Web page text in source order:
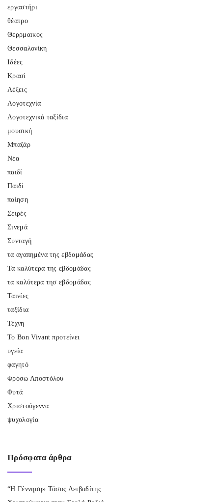
εργαστήρι
θέατρο
Θερρμαικος
Θεσσαλονίκη
Ιδέες
Κρασί
Λέξεις
Λογοτεχνία
Λογοτεχνικά ταξίδια
μουσική
Μπαζάρ
Νέα
παιδί
Παιδί
ποίηση
Σειρές
Σινεμά
Συνταγή
τα αγαπημένα της εβδομάδας
Τα καλύτερα της εβδομάδας
τα καλύτερα τησ εβδομάδας
Ταινίες
ταξίδια
Τέχνη
Το Bon Vivant προτείνει
υγεία
φαγητό
Φρόσω Αποστόλου
Φυτά
Χριστούγεννα
ψυχολογία
Πρόσφατα άρθρα
“Η Γέννηση» Τάσος Λειβαδίτης